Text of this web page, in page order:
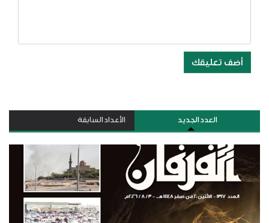
أضف تعليقك
العدد الجديد الأعداد السابقة